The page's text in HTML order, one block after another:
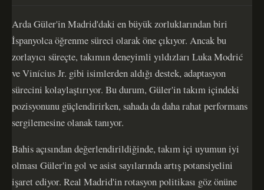
Arda Güler'in Madrid'daki en büyük zorluklarından biri
İspanyolca öğrenme süreci olarak öne çıkıyor. Ancak bu
zorlayıcı süreçte, takımın deneyimli yıldızları Luka Modrić
ve Vinícius Jr. gibi isimlerden aldığı destek, adaptasyon
sürecini kolaylaştırıyor. Bu durum, Güler'in takım içindeki
pozisyonunu güçlendirirken, sahada da daha rahat performans
sergilemesine olanak tanıyor.
Bahis açısından değerlendirildiğinde, takım içi uyumun iyi
olması Güler'in gol ve asist sayılarında artış potansiyelini
işaret ediyor. Real Madrid'in rotasyon politikası göz önüne